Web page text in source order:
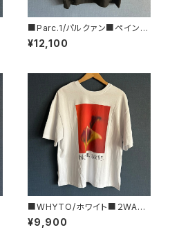
■Parc.1/パルクァン■ペイント
フォイルTee■107-076121
¥12,100
■WHYTO/ホワイト■２WAY
プリントTシャツ■WHT26HC
S4015
¥9,900